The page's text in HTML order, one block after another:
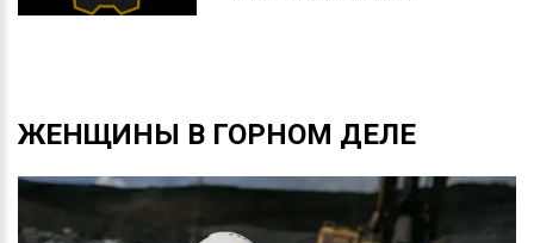
ЖЕНЩИНЫ В ГОРНОМ ДЕЛЕ